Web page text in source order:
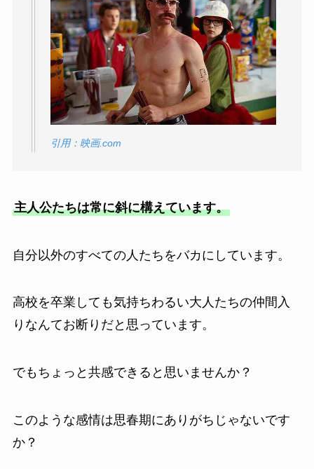
引用：映画.com
主人公たちは常に斜に構えています。
自分以外のすべての人たちをバカにしています。
高校を卒業しても気持ちわるい大人たちの仲間入
りなんてお断りだと思っています。
でもちょっと共感できると思いませんか？
このような感情は思春期にありがちじゃないです
か？